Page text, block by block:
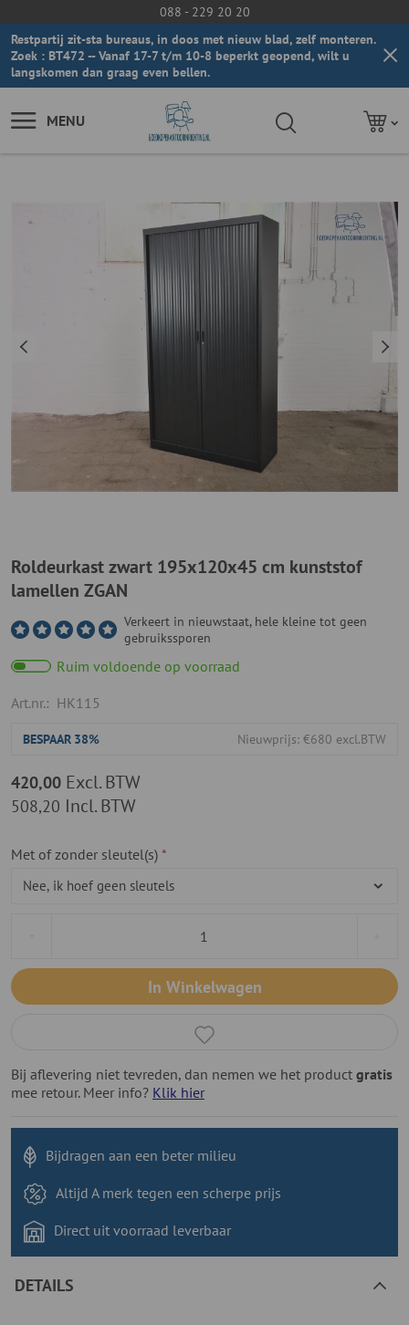
088 - 229 20 20
Restpartij zit-sta bureaus, in doos met nieuw blad, zelf monteren.
Zoek : BT472 -- Vanaf 17-7 t/m 10-8 beperkt geopend, wilt u
langskomen dan graag even bellen.
MENU
Roldeurkast zwart 195x120x45 cm kunststof
lamellen ZGAN
Verkeert in nieuwstaat, hele kleine tot geen
gebruikssporen
Ruim voldoende op voorraad
Art.nr.: HK115
BESPAAR 38% Nieuwprijs: €680 excl.BTW
508,20 Incl. BTW
420,00 Excl. BTW
Met of zonder sleutel(s)
In Winkelwagen
Bij aflevering niet tevreden, dan nemen we het product gratis
mee retour. Meer info? Klik hier
Bijdragen aan een beter milieu
Altijd A merk tegen een scherpe prijs
Direct uit voorraad leverbaar
DETAILS